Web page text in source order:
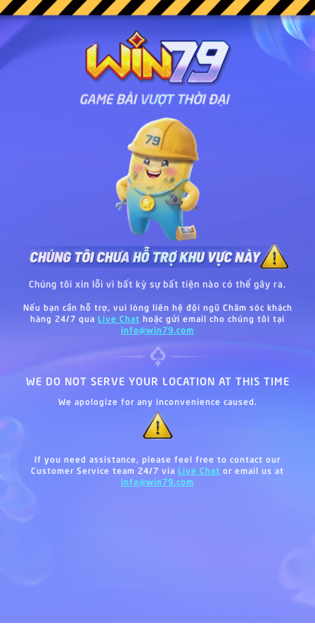
Chúng tôi xin lỗi vì bất kỳ sự bất tiện nào có thể gây ra.
Nếu bạn cần hỗ trợ, vui lòng liên hệ đội ngũ Chăm sóc khách
hàng 24/7 qua Live Chat hoặc gửi email cho chúng tôi tại
info@win79.com
WE DO NOT SERVE YOUR LOCATION AT THIS TIME
We apologize for any inconvenience caused.
If you need assistance, please feel free to contact our
Customer Service team 24/7 via Live Chat or email us at
info@win79.com